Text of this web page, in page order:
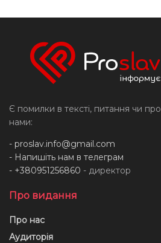
Є помилки в тексті, питання чи
нами:
- proslav.info@gmail.com
- Напишіть нам в телеграм
- +380951256860 - директор
Про видання
Про нас
Аудиторія